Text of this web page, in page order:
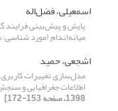
اسمعیلی، فضل‌اله
پایش و پیش‌بینی فرایند
میانه‌اندام (مورد
اشجعی، حمید
مدل‌سازی تغییرات
اطلاعات جغرافیایی و
1398، صفحه 153-172]